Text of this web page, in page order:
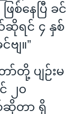
စ်နေပြီ ခင်
ရင် ၄ နှစ်
ျ။”
ာ်တို့ ပျဉ်းမ
၂၀
စ်ဆိုတာ ရှိ